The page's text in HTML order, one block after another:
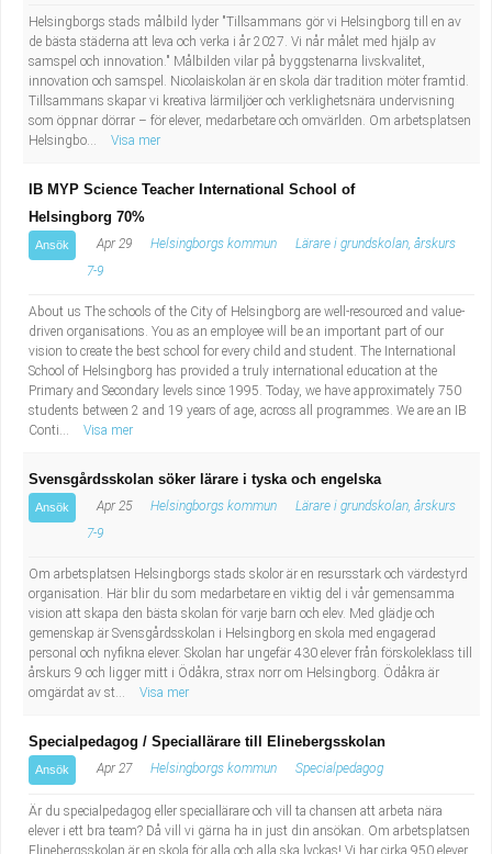
Helsingborgs stads målbild lyder "Tillsammans gör vi Helsingborg till en av
de bästa städerna att leva och verka i år 2027. Vi når målet med hjälp av
samspel och innovation." Målbilden vilar på byggstenarna livskvalitet,
innovation och samspel. Nicolaiskolan är en skola där tradition möter framtid.
Tillsammans skapar vi kreativa lärmiljöer och verklighetsnära undervisning
som öppnar dörrar – för elever, medarbetare och omvärlden. Om arbetsplatsen
Helsingbo...
Visa mer
IB MYP Science Teacher International School of
Helsingborg 70%
Ansök Apr 29 Helsingborgs kommun
Lärare i grundskolan, årskurs
7-9
About us The schools of the City of Helsingborg are well-resourced and value-
driven organisations. You as an employee will be an important part of our
vision to create the best school for every child and student. The International
School of Helsingborg has provided a truly international education at the
Primary and Secondary levels since 1995. Today, we have approximately 750
students between 2 and 19 years of age, across all programmes. We are an IB
Conti...
Visa mer
Svensgårdsskolan söker lärare i tyska och engelska
Ansök Apr 25 Helsingborgs kommun
Lärare i grundskolan, årskurs
7-9
Om arbetsplatsen Helsingborgs stads skolor är en resursstark och värdestyrd
organisation. Här blir du som medarbetare en viktig del i vår gemensamma
vision att skapa den bästa skolan för varje barn och elev. Med glädje och
gemenskap är Svensgårdsskolan i Helsingborg en skola med engagerad
personal och nyfikna elever. Skolan har ungefär 430 elever från förskoleklass till
årskurs 9 och ligger mitt i Ödåkra, strax norr om Helsingborg. Ödåkra är
omgärdat av st...
Visa mer
Specialpedagog / Speciallärare till Elinebergsskolan
Ansök Apr 27 Helsingborgs kommun Specialpedagog
Är du specialpedagog eller speciallärare och vill ta chansen att arbeta nära
elever i ett bra team? Då vill vi gärna ha in just din ansökan. Om arbetsplatsen
Elinebergsskolan är en skola för alla och alla ska lyckas! Vi har cirka 950 elever